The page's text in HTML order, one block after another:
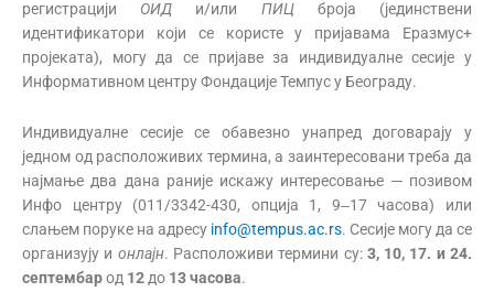
регистрацији ОИД и/или ПИЦ броја (јединствени
идентификатори који се користе у пријавама Еразмус+
пројеката), могу да се пријаве за индивидуалне сесије у
Информативном центру Фондације Темпус у Београду.
Индивидуалне сесије се обавезно унапред договарају у
једном од расположивих термина, а заинтересовани треба да
најмање два дана раније искажу интересовање ─ позивом
Инфо центру (011/3342-430, опција 1, 9‒17 часова) или
слањем поруке на адресу info@tempus.ac.rs. Сесије могу да се
организују и онлајн. Расположиви термини су: 3, 10, 17. и 24.
септембарод 12 до 13 часова.